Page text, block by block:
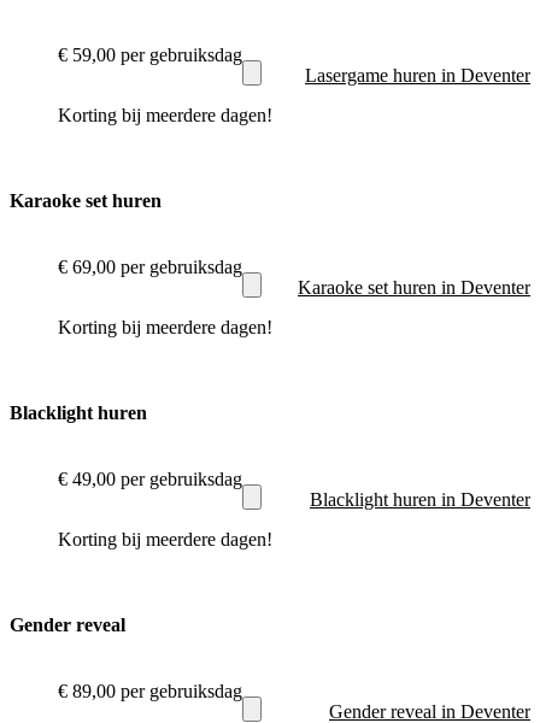
€ 59,00 per gebruiksdag
Korting bij meerdere dagen!
Lasergame huren in Deventer
Karaoke set huren
€ 69,00 per gebruiksdag
Korting bij meerdere dagen!
Karaoke set huren in Deventer
Blacklight huren
€ 49,00 per gebruiksdag
Korting bij meerdere dagen!
Blacklight huren in Deventer
Gender reveal
€ 89,00 per gebruiksdag
Gender reveal in Deventer